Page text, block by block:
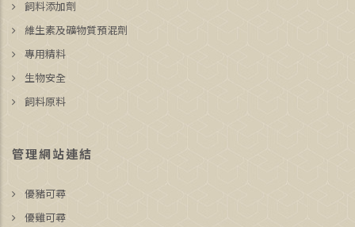
飼料添加劑
維生素及礦物質預混劑
專用精料
生物安全
飼料原料
管理網站連結
優豬可尋
優雞可尋